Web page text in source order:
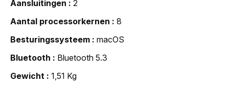
Aansluitingen
2
Aantal processorkernen
8
Besturingssysteem
macOS
Bluetooth
Bluetooth 5.3
Gewicht
1,51 Kg